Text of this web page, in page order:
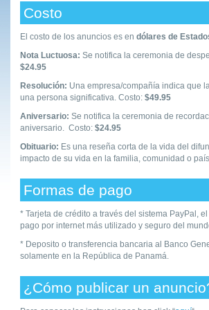
Costo
El costo de los anuncios es en dólares de
Nota Luctuosa: Se notifica la ceremonia de
$24.95
Resolución: Una empresa/compañía indica que
una persona significativa. Costo: $49.95
Aniversario: Se notifica la ceremonia de
aniversario. Costo: $24.95
Obituario: Es una reseña corta de la vida del
impacto de su vida en la familia, comunidad o
Formas de pago
* Tarjeta de crédito a través del sistema PayPal,
pago por internet más utilizado y seguro del
* Deposito o transferencia bancaria al Banco
solamente en la República de Panamá.
¿Cómo publicar un